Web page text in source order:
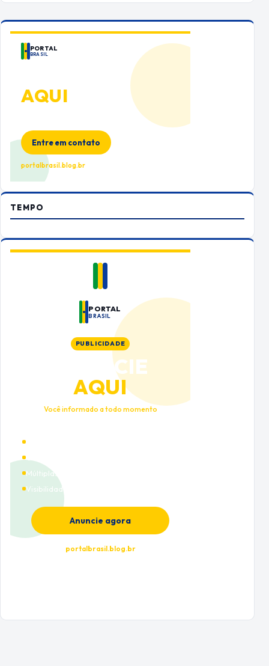
PORTAL
BRASIL
AQUI
Entre em contato
portalbrasil.blog.br
TEMPO
PORTAL
BRASIL
PUBLICIDADE
ANUNCIE
AQUI
Você informado a todo momento
Cobertura nacional
Múltiplas categorias
Visibilidade premium
Anuncie agora
portalbrasil.blog.br